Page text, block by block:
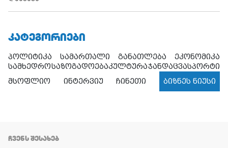
ᲙᲐᲢᲔᲒᲝᲠᲘᲔᲑᲘ
პოლიტიკა სამართალი განათლება
ეკონომიკა
სამხედროსაზოგადოებაკულტურაჯანდაცვასპორტი
მსოფლიო
ინტერვიუ ჩინეთი ბიზნეს ნიუსი
ᲩᲕᲔᲜᲡ ᲨᲔᲡᲐᲮᲔᲑ